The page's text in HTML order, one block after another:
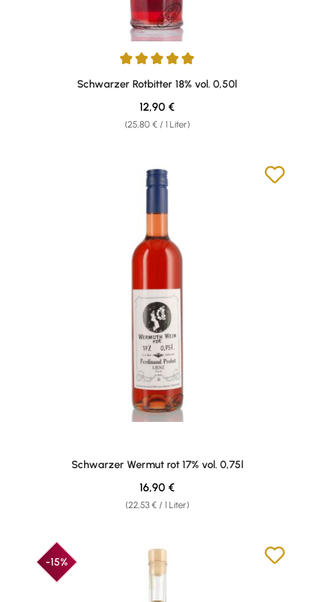
Durchschnittliche Bewertung von 5 von 5 Sternen
Schwarzer Rotbitter 18% vol. 0,50l
(25,80 € / 1 Liter)
Regulärer Preis:
12,90 €
Schwarzer Wermut rot 17% vol. 0,75l
(22,53 € / 1 Liter)
Regulärer Preis:
16,90 €
-15%